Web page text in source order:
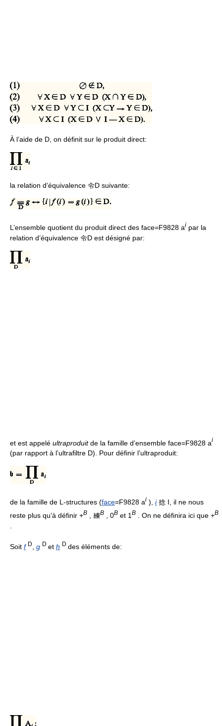
À l’aide de D, on définit sur le produit direct:
la relation d’équivalence 令D suivante:
L’ensemble quotient du produit direct des face=F9828 ai par la
relation d’équivalence 令D est désigné par:
et est appelé ultraproduitde la famille d’ensemble face=F9828 ai
(par rapport à l’ultrafiltre D). Pour définir l’ultraproduit:
de la famille de L-structures (face=F9828 ai ), i捻 I, il ne nous
reste plus qu’à définir +B , 練B , 0B et 1 B . On ne définira ici que +B
Soit f D g D et h D des éléments de: